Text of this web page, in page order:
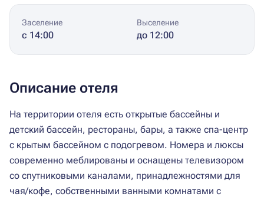
Заселение
с 14:00
Выселение
до 12:00
Описание отеля
На территории отеля есть открытые бассейны и
детский бассейн, рестораны, бары, а также спа-центр
с крытым бассейном с подогревом. Номера и люксы
современно меблированы и оснащены телевизором
со спутниковыми каналами, принадлежностями для
чая/кофе, собственными ванными комнатами с